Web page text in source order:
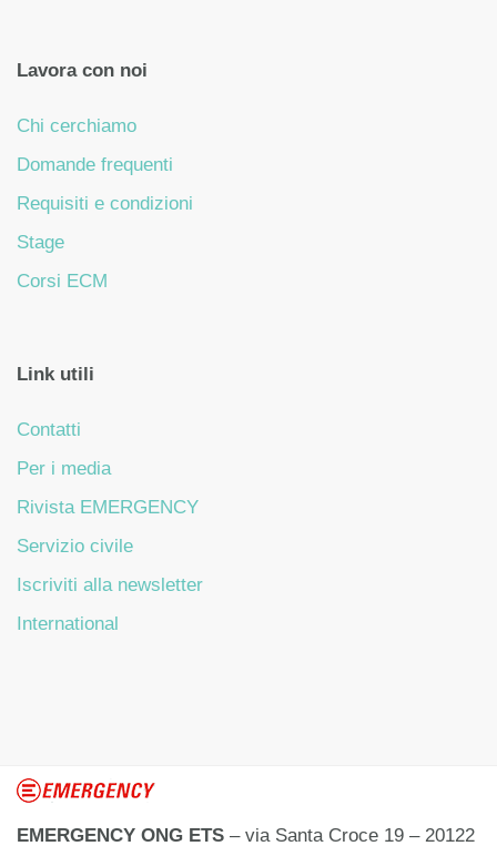
Lavora con noi
Chi cerchiamo
Domande frequenti
Requisiti e condizioni
Stage
Corsi ECM
Link utili
Contatti
Per i media
Rivista EMERGENCY
Servizio civile
Iscriviti alla newsletter
International
EMERGENCY ONG ETS – via Santa Croce 19 – 20122